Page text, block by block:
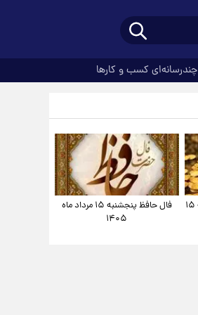
چندرسانه‌ای کسب و کارها
قیمت طلا و سکه امروز پنجشنبه ۱۵
فال حافظ پنجشنبه ۱۵ مرداد ماه
۱۴۰۵